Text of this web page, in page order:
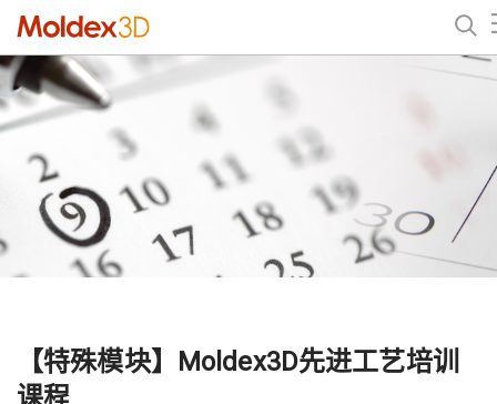
【特殊模块】Moldex3D先进工艺培训
课程